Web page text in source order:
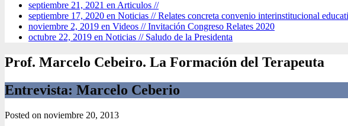
septiembre 21, 2021 en Articulos //
septiembre 17, 2020 en Noticias //Relates concreta convenio interinstitucional
noviembre 2, 2019 en Videos //Invitación Congreso Relates 2020
octubre 22, 2019 en Noticias // Saludo de la Presidenta
Prof. Marcelo Cebeiro. La Formación del Terapeuta
Entrevista: Marcelo Ceberio
Posted on noviembre 20, 2013